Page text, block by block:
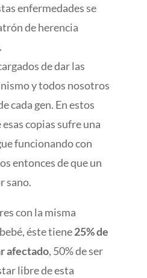
enfermedades se
de herencia
de dar las
y todos nosotros
cada gen. En estos
copias sufre una
funcionando con
entonces de que un
sano.
con la misma
éste tiene25% de
afectado, 50% de ser
libre de esta